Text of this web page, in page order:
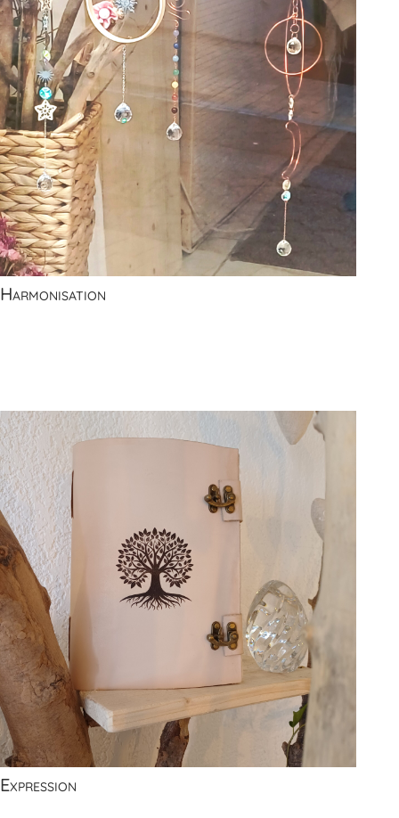
Harmonisation
Expression